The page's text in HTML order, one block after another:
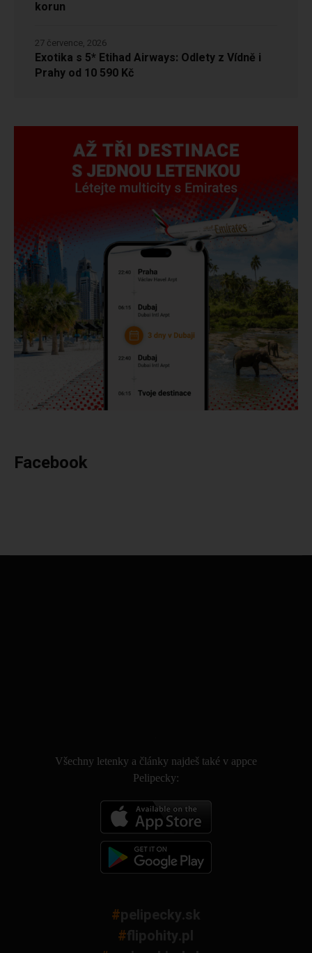
korun
Exotika s 5* Etihad Airways: Odlety z Vídně i
Prahy od 10 590 Kč
27 července, 2026
Facebook
Všechny letenky a články najdeš také v appce
Pelipecky:
#pelipecky.sk
#flipohity.pl